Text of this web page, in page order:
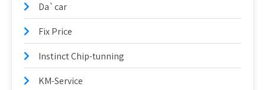
Da`car
Fix Price
Instinct Chip-tunning
KM-Service